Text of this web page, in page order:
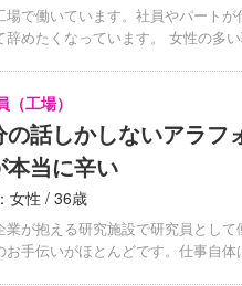
場で働いています。社員やパート
辞めたくなっています。 女性の多
（工場）
の話しかしないアラフ
本当に辛い
女性 / 36歳
業が抱える研究施設で研究員とし
お手伝いがほとんどです。仕事自